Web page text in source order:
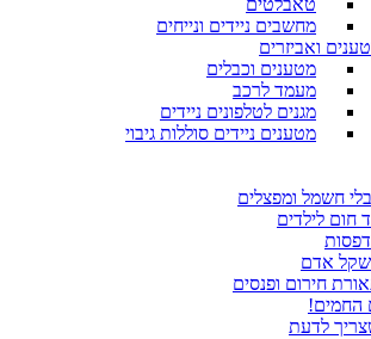
טאבלטים
מחשבים ניידים ונייחים
ואביזרים
מטענים וכבלים
מעמד לרכב
מגנים לטלפונים ניידים
מטענים ניידים סוללות גיבוי
חשמל ומפצלים
חום לילדים
אדם
חירום ופנסים
החמים!
לדעת